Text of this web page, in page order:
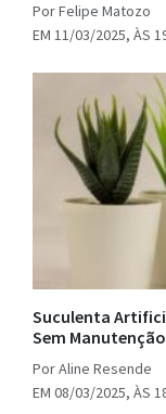
Por Felipe Matozo
EM 11/03/2025, ÀS
Suculenta
Sem
Por Aline Resende
EM 08/03/2025, ÀS